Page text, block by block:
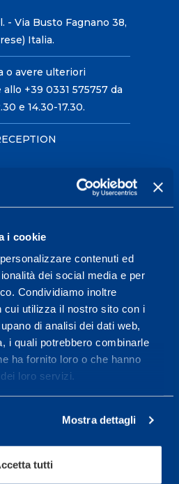
i cookie
contenuti ed
dei social media e per
Condividiamo inoltre
cui utilizza il nostro sito con i
di analisi dei dati web,
i quali potrebbero combinarle
ha fornito loro o che hanno
loro servizi.
Mostra dettagli
tutti
- Via Busto Fagnano 38,
Italia.
o avere ulteriori
+39 0331 575757 da
e 14.30-17.30.
per l'alta
il